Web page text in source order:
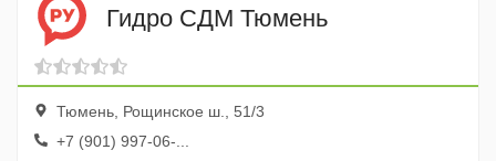
Гидро СДМ Тюмень
Тюмень, Рощинское ш., 51/3
+7 (901) 997-06-...